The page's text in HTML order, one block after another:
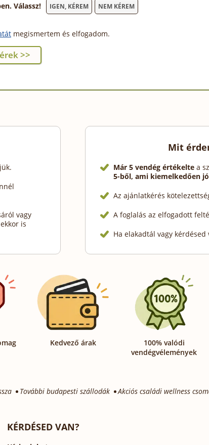
Válassz! IGEN, KÉREM NEM KÉREM
megismertem és elfogadom.
vagy
is
Mit
Már 5 vendég értékelte a
5-ből, ami kiemelkedően
Az ajánlatkérés
A foglalás az elfogadott
Ha elakadtál vagy
Kedvező árak
100% valódi
vendégvélemények
További budapesti szállodák Akciós családi wellness
KÉRDÉSED VAN?